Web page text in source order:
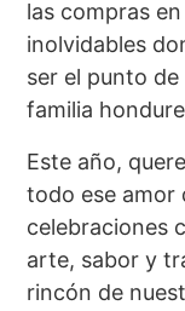
las compras
inolvidables
ser el punto
familia
Este año,
todo ese amor
celebraciones
arte, sabor y
rincón de